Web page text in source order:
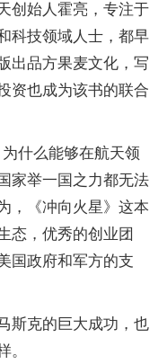
创始人霍亮，专注于
科技领域人士，都早
出品方果麦文化，写
资也成为该书的联合
什么能够在航天领
家举一国之力都无法
，《冲向火星》这本
态，优秀的创业团
国政府和军方的支
斯克的巨大成功，也
。